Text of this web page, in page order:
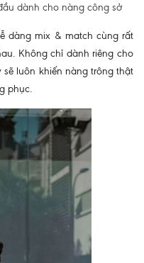
dành cho nàng công sở
dàng mix & match cùng rất
Không chỉ dành riêng cho
luôn khiến nàng trông thật
phục.